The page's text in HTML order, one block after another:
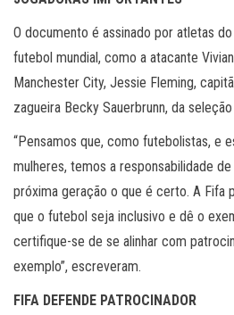
O documento é assinado por atletas
futebol mundial, como a atacante
Manchester City, Jessie Fleming,
zagueira Becky Sauerbrunn, da
“Pensamos que, como futebolistas, e
mulheres, temos a responsabilidade
próxima geração o que é certo. A Fifa
que o futebol seja inclusivo e dê o
certifique-se de se alinhar com
exemplo”, escreveram.
FIFA DEFENDE PATROCINADOR